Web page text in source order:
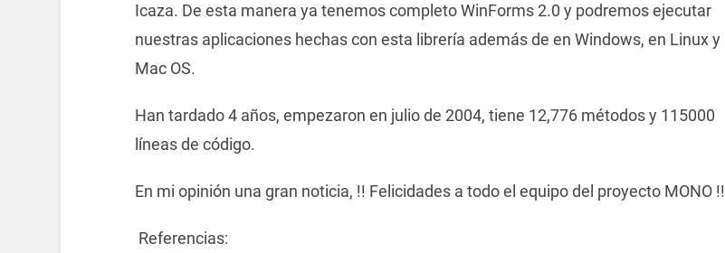
Icaza. De esta manera ya tenemos completo WinForms 2.0 y podremos ejecutar
nuestras aplicaciones hechas con esta librería además de en Windows, en Linux y
Mac OS.
Han tardado 4 años, empezaron en julio de 2004, tiene 12,776 métodos y 115000
líneas de código.
En mi opinión una gran noticia, !! Felicidades a todo el equipo del proyecto MONO !!
Referencias: